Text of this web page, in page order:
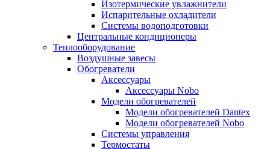
Изотермические увлажнители
Испарительные охладители
Системы водоподготовки
Центральные кондиционеры
Теплооборудование
Воздушные завесы
Обогреватели
Аксессуары
Аксессуары Nobo
Модели обогревателей
Модели обогревателей Dantex
Модели обогревателей Nobo
Системы управления
Термостаты